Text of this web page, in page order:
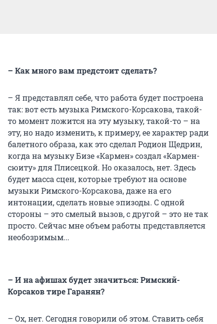
– Как много вам предстоит сделать?
– Я представлял себе, что работа будет построена
так: вот есть музыка Римского-Корсакова, такой-
то момент ложится на эту музыку, такой-то – на
эту, но надо изменить, к примеру, ее характер ради
балетного образа, как это сделал Родион Щедрин,
когда на музыку Бизе «Кармен» создал «Кармен-
сюиту» для Плисецкой. Но оказалось, нет. Здесь
будет масса сцен, которые требуют на основе
музыки Римского-Корсакова, даже на его
интонации, сделать новые эпизоды. С одной
стороны – это смелый вызов, с другой – это не так
просто. Сейчас мне объем работы представляется
необозримым...
– И на афишах будет значиться: Римский-
Корсаков тире Гаранян?
– Ох, нет. Сегодня говорили об этом. Ставить себя